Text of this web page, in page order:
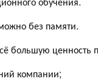
без памяти.
большую ценность
компании;